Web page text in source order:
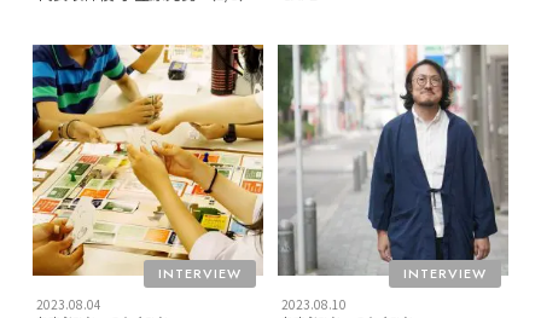
2023.08.04
INTERVIEW
2023.08.10
INTERVIEW